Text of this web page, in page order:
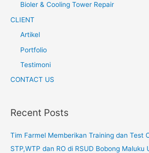
Bioler & Cooling Tower Repair
CLIENT
Artikel
Portfolio
Testimoni
CONTACT US
Recent Posts
Tim Farmel Memberikan Training dan Test
STP,WTP dan RO di RSUD Bobong Maluku